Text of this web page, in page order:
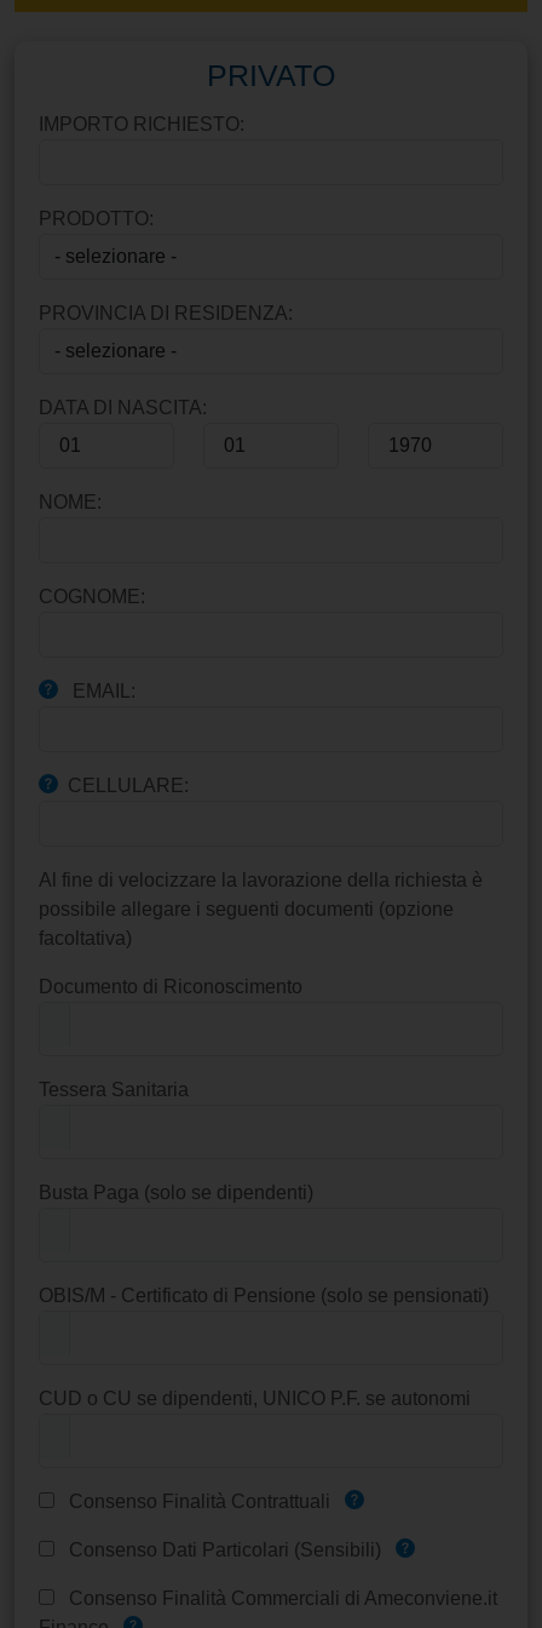
PRIVATO
IMPORTO RICHIESTO:
PRODOTTO:
PROVINCIA DI RESIDENZA:
DATA DI NASCITA:
NOME:
COGNOME:
EMAIL:
CELLULARE:
Al fine di velocizzare la lavorazione della richiesta è
possibile allegare i seguenti documenti (opzione
facoltativa)
Documento di Riconoscimento
Tessera Sanitaria
Busta Paga (solo se dipendenti)
OBIS/M - Certificato di Pensione (solo se pensionati)
CUD o CU se dipendenti, UNICO P.F. se autonomi
Consenso Finalità Contrattuali
Consenso Dati Particolari (Sensibili)
Consenso Finalità Commerciali di Ameconviene.it